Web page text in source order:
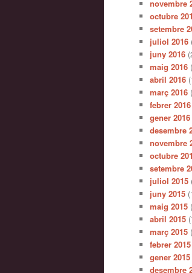
novembre
octubre
setembre
juliol 2016
juny 2016
maig 2016
abril 2016
març 2016
febrer 2016
gener 2016
desembre
novembre
octubre
setembre
juliol 2015
juny 2015
maig 2015
abril 2015
març 2015
febrer 2015
gener 2015
desembre